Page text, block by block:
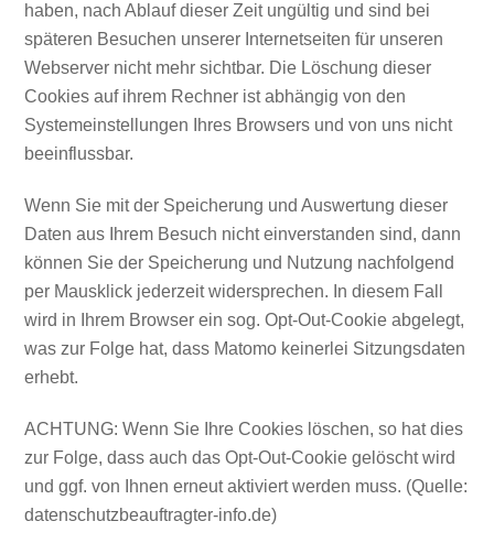
haben, nach Ablauf dieser Zeit ungültig und sind bei
späteren Besuchen unserer Internetseiten für unseren
Webserver nicht mehr sichtbar. Die Löschung dieser
Cookies auf ihrem Rechner ist abhängig von den
Systemeinstellungen Ihres Browsers und von uns nicht
beeinflussbar.
Wenn Sie mit der Speicherung und Auswertung dieser
Daten aus Ihrem Besuch nicht einverstanden sind, dann
können Sie der Speicherung und Nutzung nachfolgend
per Mausklick jederzeit widersprechen. In diesem Fall
wird in Ihrem Browser ein sog. Opt-Out-Cookie abgelegt,
was zur Folge hat, dass Matomo keinerlei Sitzungsdaten
erhebt.
ACHTUNG: Wenn Sie Ihre Cookies löschen, so hat dies
zur Folge, dass auch das Opt-Out-Cookie gelöscht wird
und ggf. von Ihnen erneut aktiviert werden muss. (Quelle:
datenschutzbeauftragter-info.de)